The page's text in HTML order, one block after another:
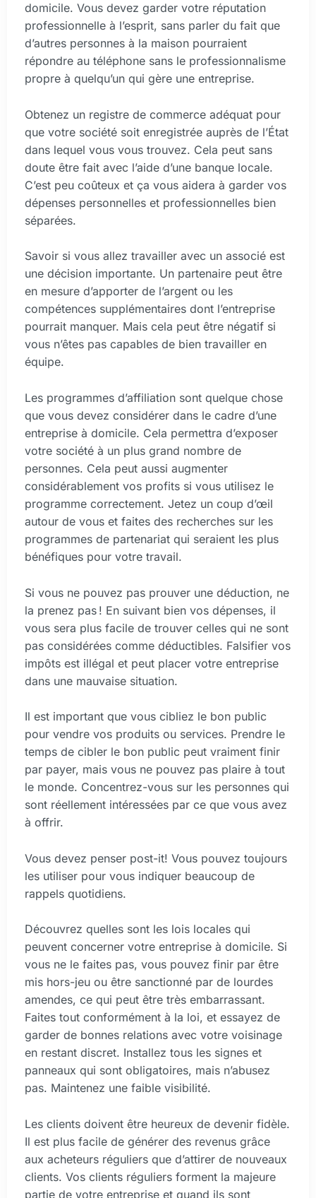
domicile. Vous devez garder votre réputation
professionnelle à l’esprit, sans parler du fait que
d’autres personnes à la maison pourraient
répondre au téléphone sans le professionnalisme
propre à quelqu’un qui gère une entreprise.
Obtenez un registre de commerce adéquat pour
que votre société soit enregistrée auprès de l’État
dans lequel vous vous trouvez. Cela peut sans
doute être fait avec l’aide d’une banque locale.
C’est peu coûteux et ça vous aidera à garder vos
dépenses personnelles et professionnelles bien
séparées.
Savoir si vous allez travailler avec un associé est
une décision importante. Un partenaire peut être
en mesure d’apporter de l’argent ou les
compétences supplémentaires dont l’entreprise
pourrait manquer. Mais cela peut être négatif si
vous n’êtes pas capables de bien travailler en
équipe.
Les programmes d’affiliation sont quelque chose
que vous devez considérer dans le cadre d’une
entreprise à domicile. Cela permettra d’exposer
votre société à un plus grand nombre de
personnes. Cela peut aussi augmenter
considérablement vos profits si vous utilisez le
programme correctement. Jetez un coup d’œil
autour de vous et faites des recherches sur les
programmes de partenariat qui seraient les plus
bénéfiques pour votre travail.
Si vous ne pouvez pas prouver une déduction, ne
la prenez pas ! En suivant bien vos dépenses, il
vous sera plus facile de trouver celles qui ne sont
pas considérées comme déductibles. Falsifier vos
impôts est illégal et peut placer votre entreprise
dans une mauvaise situation.
Il est important que vous cibliez le bon public
pour vendre vos produits ou services. Prendre le
temps de cibler le bon public peut vraiment finir
par payer, mais vous ne pouvez pas plaire à tout
le monde. Concentrez-vous sur les personnes qui
sont réellement intéressées par ce que vous avez
à offrir.
Vous devez penser post-it! Vous pouvez toujours
les utiliser pour vous indiquer beaucoup de
rappels quotidiens.
Découvrez quelles sont les lois locales qui
peuvent concerner votre entreprise à domicile. Si
vous ne le faites pas, vous pouvez finir par être
mis hors-jeu ou être sanctionné par de lourdes
amendes, ce qui peut être très embarrassant.
Faites tout conformément à la loi, et essayez de
garder de bonnes relations avec votre voisinage
en restant discret. Installez tous les signes et
panneaux qui sont obligatoires, mais n’abusez
pas. Maintenez une faible visibilité.
Les clients doivent être heureux de devenir fidèle.
Il est plus facile de générer des revenus grâce
aux acheteurs réguliers que d’attirer de nouveaux
clients. Vos clients réguliers forment la majeure
partie de votre entreprise et quand ils sont